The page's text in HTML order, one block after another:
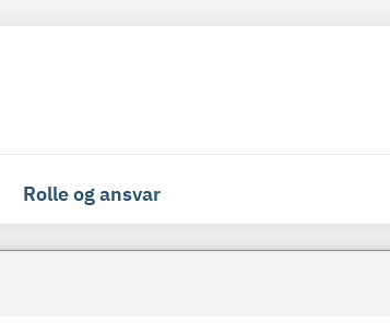
Rolle og ansvar